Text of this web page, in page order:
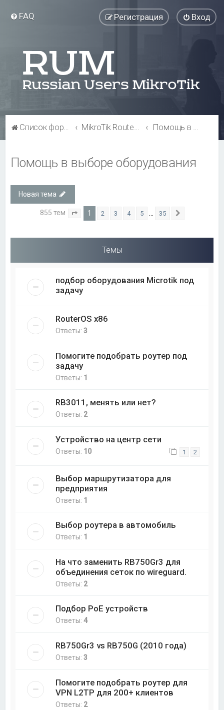
FAQ Вход
Регистрация
Список форумов MikroTik RouterBOARD Помощь в выборе оборудования
Помощь в выборе оборудования
Новая тема
855 тем Страница из 35
1 2 3 4 5 35
Темы
подбор оборудования Microtik под
задачу
RouterOS x86
Ответы:3
Помогите подобрать роутер под
задачу
Ответы: 1
RB3011, менять или нет?
Ответы: 2
Устройство на центр сети
Ответы: 10 1 2
Выбор маршрутизатора для
предприятия
Ответы: 1
Выбор роутера в автомобиль
Ответы: 1
На что заменить RB750Gr3 для
объединения сеток по wireguard.
Ответы: 2
Подбор PoE устройств
Ответы:4
RB750Gr3 vs RB750G (2010 года)
Ответы:3
Помогите подобрать роутер для
VPN L2TP для 200+ клиентов
Ответы: 2